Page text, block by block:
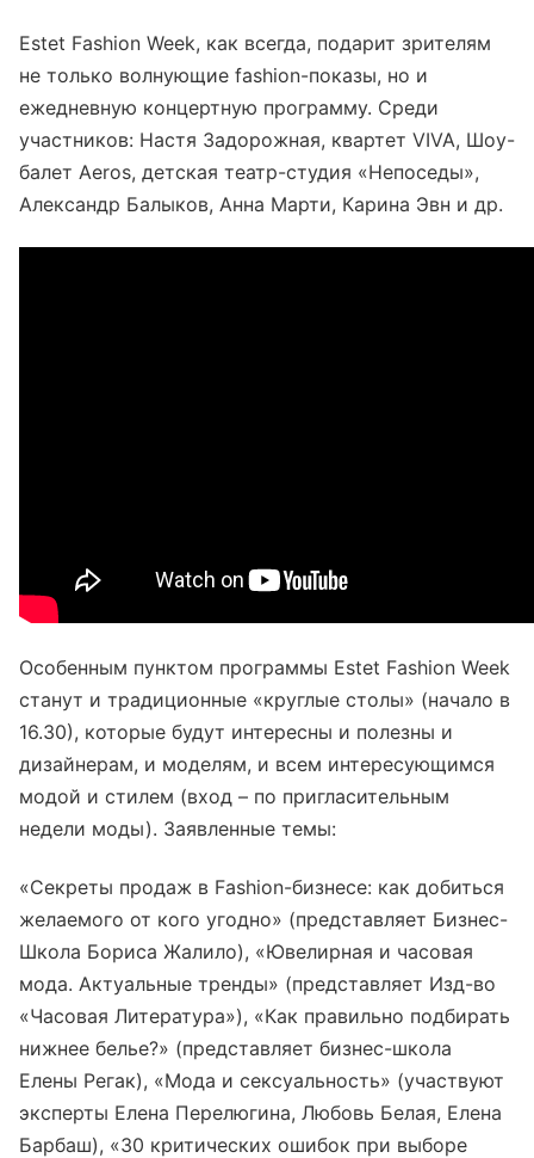
Estet Fashion Week, как всегда, подарит зрителям
не только волнующие fashion-показы, но и
ежедневную концертную программу. Среди
участников: Настя Задорожная, квартет VIVA, Шоу-
балет Aeros, детская театр-студия «Непоседы»,
Александр Балыков, Анна Марти, Карина Эвн и др.
Особенным пунктом программы Estet Fashion Week
станут и традиционные «круглые столы» (начало в
16.30), которые будут интересны и полезны и
дизайнерам, и моделям, и всем интересующимся
модой и стилем (вход – по пригласительным
недели моды). Заявленные темы:
«Секреты продаж в Fashion-бизнесе: как добиться
желаемого от кого угодно» (представляет Бизнес-
Школа Бориса Жалило), «Ювелирная и часовая
мода. Актуальные тренды» (представляет Изд-во
«Часовая Литература»), «Как правильно подбирать
нижнее белье?» (представляет бизнес-школа
Елены Регак), «Мода и сексуальность» (участвуют
эксперты Елена Перелюгина, Любовь Белая, Елена
Барбаш), «30 критических ошибок при выборе